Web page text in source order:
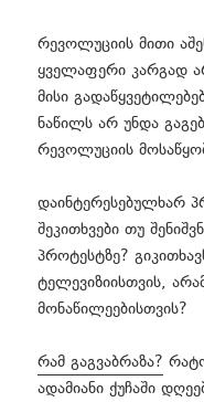
რევოლუციის მითი
ყველაფერი კარგად
მისი
ნაწილს არ უნდა
რევოლუციის
დაინტერესებულხარ
შეკითხვები თუ
პროტესტზე?
ტელევიზიისთვის,
მონაწილეებისთვის?
რამ გაგვაბრაზა?
ადამიანი ქუჩაში